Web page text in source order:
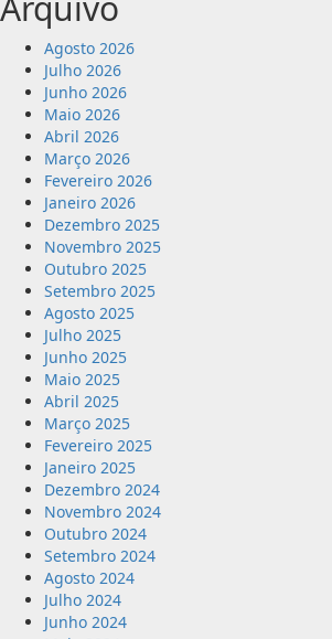
Agosto 2026
Julho 2026
Junho 2026
Maio 2026
Abril 2026
Março 2026
Fevereiro 2026
Janeiro 2026
Dezembro 2025
Novembro 2025
Outubro 2025
Setembro 2025
Agosto 2025
Julho 2025
Junho 2025
Maio 2025
Abril 2025
Março 2025
Fevereiro 2025
Janeiro 2025
Dezembro 2024
Novembro 2024
Outubro 2024
Setembro 2024
Agosto 2024
Julho 2024
Junho 2024